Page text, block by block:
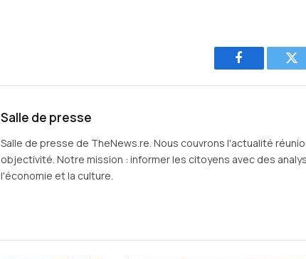
Facebook
Salle de presse
Salle de presse de TheNews.re. Nous couvrons l'actualité
objectivité. Notre mission : informer les citoyens avec des
l'économie et la culture.